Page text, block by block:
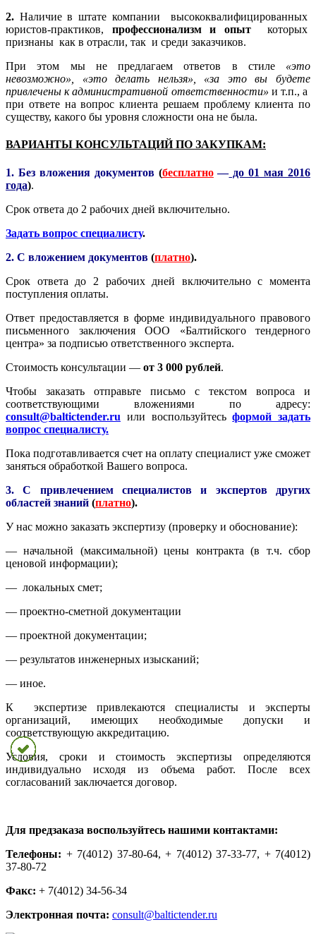
2. Наличие в штате компании высококвалифицированных
юристов-практиков, профессионализм и опыткоторых
признаны как в отрасли, так и среди заказчиков.
При этом мы не предлагаем ответов в стиле «это
невозможно», «это делать нельзя», «за это вы будете
привлечены к административной ответственности» и т.п., а
при ответе на вопрос клиента решаем проблему клиента по
существу, какого бы уровня сложности она не была.
ВАРИАНТЫ КОНСУЛЬТАЦИЙ ПО ЗАКУПКАМ:
1. Без вложения документов(бесплатно—до 01 мая 2016
года).
Срок ответа до 2 рабочих дней включительно.
Задать вопрос специалисту.
2. С вложением документов (платно).
Срок ответа до 2 рабочих дней включительно с момента
поступления оплаты.
Ответ предоставляется в форме индивидуального правового
письменного заключения ООО «Балтийского тендерного
центра» за подписью ответственного эксперта.
Стоимость консультации — от 3 000 рублей.
Чтобы заказать отправьте письмо с текстом вопроса и
соответствующими вложениями по адресу:
consult@baltictender.ru или воспользуйтесьформой задать
вопрос специалисту.
Пока подготавливается счет на оплату специалист уже сможет
заняться обработкой Вашего вопроса.
3. С привлечением специалистов и экспертов других
областей знаний (платно).
У нас можно заказать экспертизу (проверку и обоснование):
— начальной (максимальной) цены контракта (в т.ч. сбор
ценовой информации);
— локальных смет;
— проектно-сметной документации
— проектной документации;
— результатов инженерных изысканий;
— иное.
К экспертизе привлекаются специалисты и эксперты
организаций, имеющих необходимые допуски и
соответствующую аккредитацию.
Условия, сроки и стоимость экспертизы определяются
индивидуально исходя из объема работ. После всех
согласований заключается договор.
Для предзаказа воспользуйтесь нашими контактами:
Телефоны: + 7(4012) 37-80-64, + 7(4012) 37-33-77, + 7(4012)
37-80-72
Факс: + 7(4012) 34-56-34
Электронная почта: consult@baltictender.ru